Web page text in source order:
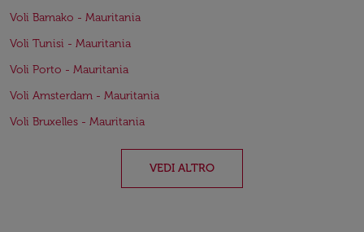
Voli Bamako - Mauritania
Voli Tunisi - Mauritania
Voli Porto - Mauritania
Voli Amsterdam - Mauritania
Voli Bruxelles - Mauritania
VEDI ALTRO